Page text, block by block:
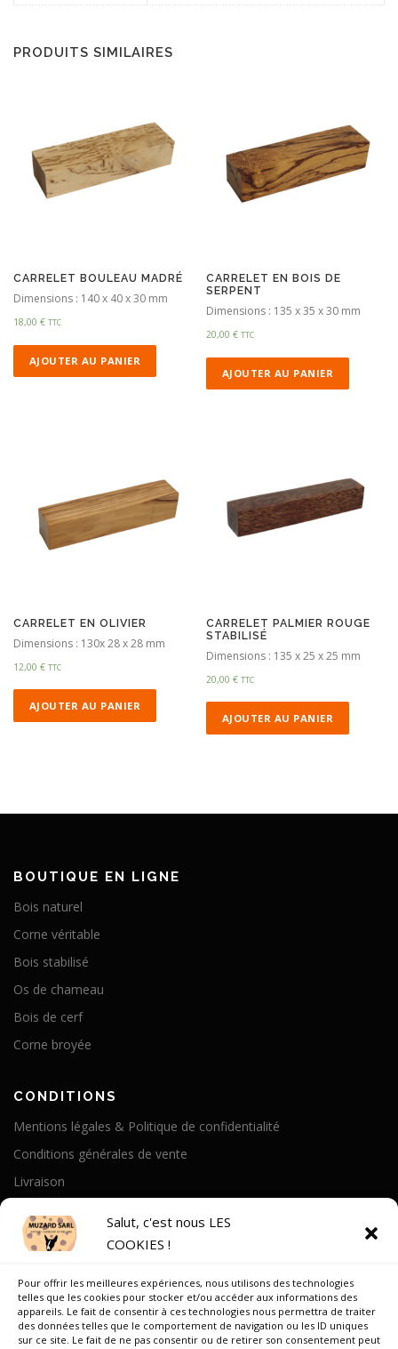
Salut, c'est nous LES
COOKIES !
Pour offrir les meilleures expériences, nous utilisons des technologies
telles que les cookies pour stocker et/ou accéder aux informations des
appareils. Le fait de consentir à ces technologies nous permettra de traiter
des données telles que le comportement de navigation ou les ID uniques
sur ce site. Le fait de ne pas consentir ou de retirer son consentement peut
PRODUITS SIMILAIRES
CARRELET BOULEAU MADRÉ
Dimensions : 140 x 40 x 30 mm
18,00 € TTC
AJOUTER AU PANIER
CARRELET EN BOIS DE
SERPENT
Dimensions : 135 x 35 x 30 mm
20,00€ TTC
AJOUTER AU PANIER
CARRELET EN OLIVIER
Dimensions : 130x 28 x 28 mm
12,00 € TTC
AJOUTER AU PANIER
CARRELET PALMIER ROUGE
STABILISÉ
Dimensions : 135 x 25 x 25 mm
20,00€ TTC
AJOUTER AU PANIER
BOUTIQUE EN LIGNE
Bois naturel
Corne véritable
Bois stabilisé
Os de chameau
Bois de cerf
Corne broyée
CONDITIONS
Mentions légales & Politique de confidentialité
Conditions générales de vente
Livraison
Notre Histoire
On parle de nous